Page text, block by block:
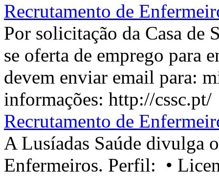
Recrutamento de
Por solicitação da Casa de
se oferta de emprego para
devem enviar email para:
informações: http://
Recrutamento de
A Lusíadas Saúde divulga
Enfermeiros. Perfil: •